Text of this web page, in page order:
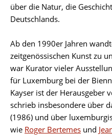
über die Natur, die
Deutschlands.
Ab den 1990er Jahren
zeitgenössischen Kunst zu
war Kurator vieler
für Luxemburg bei der
Kayser ist der Herausgeber
schrieb insbesondere über
(1986) und über
wie Roger Bertemes und